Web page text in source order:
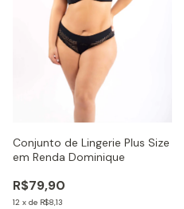
Conjunto de Lingerie Plus Size
em Renda Dominique
R$79,90
12 x de R$8,13